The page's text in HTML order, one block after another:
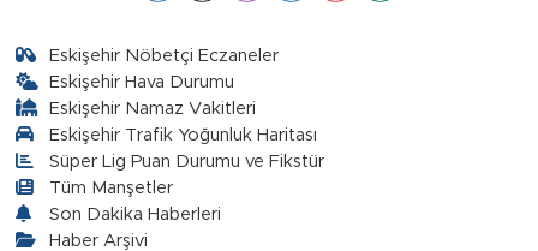
Eskişehir Nöbetçi Eczaneler
Eskişehir Hava Durumu
Eskişehir Namaz Vakitleri
Eskişehir Trafik Yoğunluk Haritası
Süper Lig Puan Durumu ve Fikstür
Tüm Manşetler
Son Dakika Haberleri
Haber Arşivi